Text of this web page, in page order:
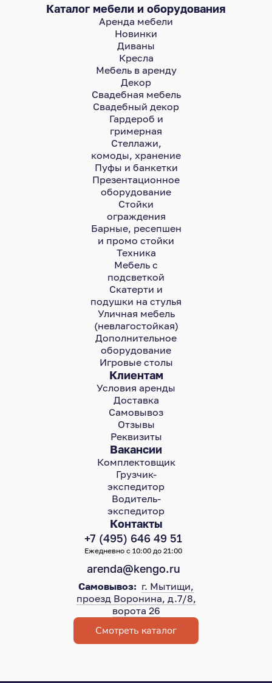
Контакты
+7 (495) 646 49 51
Ежедневно с 10:00 до 21:00
arenda@kengo.ru
Самовывоз: г. Мытищи,
проезд Воронина, д.7/8,
ворота 26
Смотреть каталог
Клиентам
Условия аренды
Доставка
Самовывоз
Отзывы
Реквизиты
Вакансии
Комплектовщик
Грузчик-
экспедитор
Водитель-
экспедитор
Каталог мебели и оборудования
Аренда мебели
Новинки
Диваны
Кресла
Мебель в аренду
Декор
Свадебная мебель
Свадебный декор
Гардероб и
гримерная
Стеллажи,
комоды, хранение
Пуфы и банкетки
Презентационное
оборудование
Стойки
ограждения
Барные, ресепшен
и промо стойки
Техника
Мебель с
подсветкой
Скатерти и
подушки на стулья
Уличная мебель
(невлагостойкая)
Дополнительное
оборудование
Игровые столы